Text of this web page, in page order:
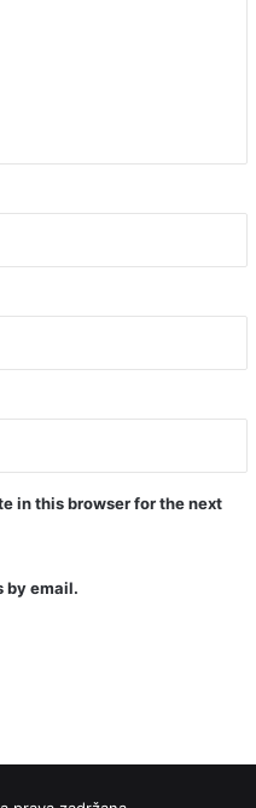
in this browser for the next
by email.